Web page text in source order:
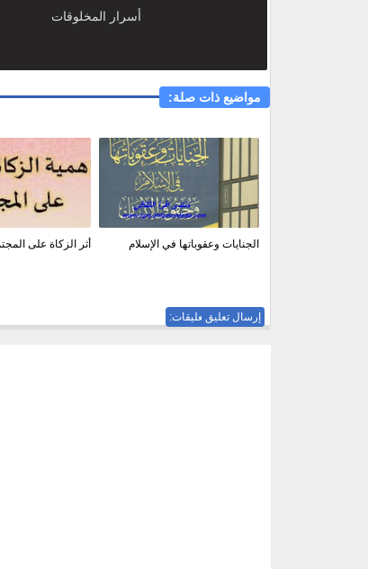
أسرار المخلوقات
مواضيع ذات صلة:
الجنايات وعقوباتها في الإسلام أثر الزكاة على
ليست هناك تعليقات:
إرسال تعليق